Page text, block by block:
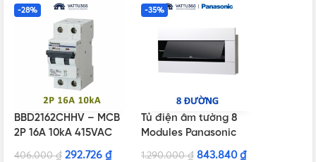
-28%
BBD2162CHHV – MCB
2P 16A 10kA 415VAC
406.000₫ 292.726 ₫
-35%
Tủ điện âm tường 8
Modules Panasonic
BQDX08T11AV màu
1.290.000₫ 843.840 ₫